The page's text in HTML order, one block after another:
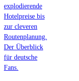
explodierende
Hotelpreise bis
zur cleveren
Routenplanung.
Der Überblick
für deutsche
Fans.